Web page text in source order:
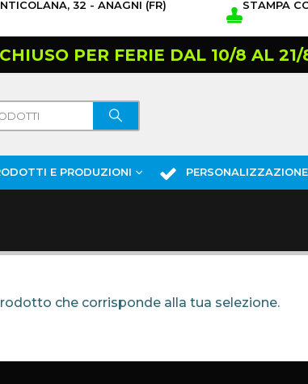
32 - ANAGNI (FR) STAMPA
PER FERIE DAL 10/8 AL 21/
E PRODUZIONI PERSONALIZZAZIONE
che corrisponde alla tua selezione.